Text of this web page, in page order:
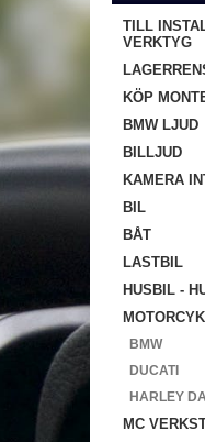
TILL
VERKTYG
KÖP
BMW LJUD
BILLJUD
KAMERA
BIL
BÅT
LASTBIL
HUSBIL -
BMW
DUCATI
HARLEY
MC